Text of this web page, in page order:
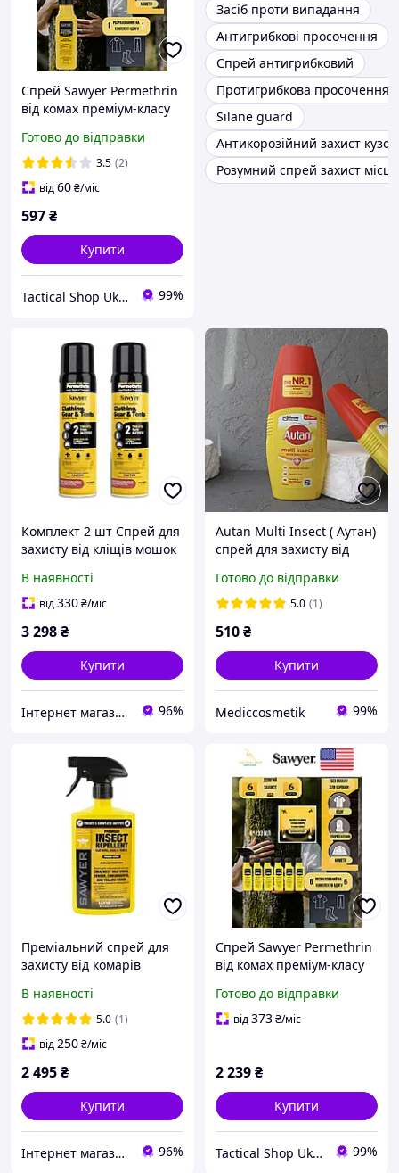
Спрей Sawyer Permethrin
від комах преміум-класу
спорядження та наметів,
тригерний з
перметрином 133 мм
Готово до відправки
3.5 (2)
від60₴/міс
597₴
Купити
Tactical Shop Ukraine 99%
Засіб проти випадання
Антигрибкові просочення
Спрей антигрибковий
Протигрибкова просочення
Silane guard
Антикорозійний захист
Розумний спрей захист місць
Комплект 2 шт Спрей для
захисту від кліщів мошок
перметрином 250 мл дія 6
тижнів
В наявності
від330₴/міс
3 298₴
Купити
Інтернет магазин Store7 96%
Autan Multi Insect ( Аутан)
спрей для захисту від
Німеччина
Готово до відправки
5.0 (1)
510₴
Купити
Mediccosmetik 99%
Преміальний спрей для
захисту від комарів
Premium з перметрином
710 мл дія до 6 тижнів
В наявності
5.0 (1)
від250₴/міс
2 495₴
Купити
Інтернет магазин Store7 96%
Спрей Sawyer Permethrin
від комах преміум-класу
спорядження та наметів,
тригерний з
Готово до відправки
від373₴/міс
2 239₴
Купити
Tactical Shop Ukraine 99%